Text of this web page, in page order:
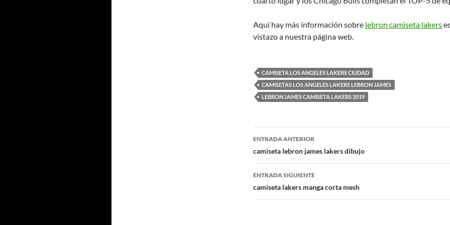
Aquí hay más información sobre lebron camiseta lakers
vistazo a nuestra página web.
CAMISETA LOS ANGELES LAKERS CIUDAD
CAMISETAS LOS ANGELES LAKERS LEBRON JAMES
LEBRON JAMES CAMISETA LAKERS 2019
Navegación
de
entradas
ENTRADA ANTERIOR
camiseta lebron james lakers dibujo
ENTRADA SIGUIENTE
camiseta lakers manga corta mesh